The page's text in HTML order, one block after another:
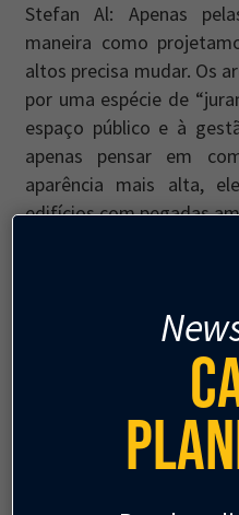
Stefan Al: Apenas
maneira como
altos precisa mudar. Os
por uma espécie de
espaço público e à
apenas pensar em
aparência mais alta,
edifícios com pegadas
Precisamos recalibrar
mais verdes, com
emissões de carbono.
para gerar o máximo de
mais alimentos e
saudáveis para os
benefícios biofílicos.
Precisamos de